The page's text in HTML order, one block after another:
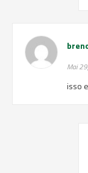
Mai
isso